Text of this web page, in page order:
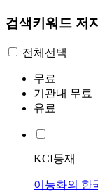
검색키워드 저
전체선택
무료
기관내 무료
유료
KCI등재
이능화의 한